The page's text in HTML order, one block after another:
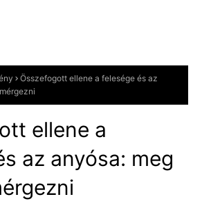
Összefogott ellene a felesége és az
ellene a
az anyósa: meg